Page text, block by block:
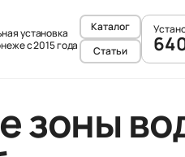
установка
с 2015 года
Каталог
Статьи
зоны